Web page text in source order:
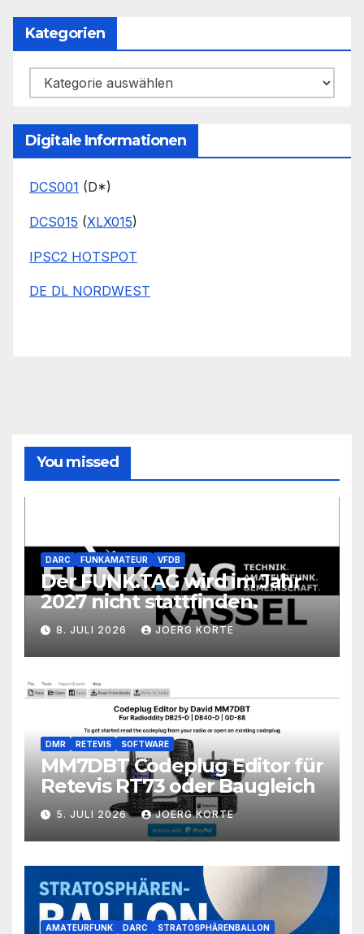
Kategorien
Kategorien
Digitale Informationen
DCS001 (D*)
DCS015 (XLX015)
IPSC2 HOTSPOT
DE DL NORDWEST
You missed
DARC FUNKAMATEUR VFDB
Der FUNK.TAG wird im Jahr
2027 nicht stattfinden.
8. JULI 2026 JOERG KORTE
DMR RETEVIS SOFTWARE
MM7DBT Codeplug Editor für
Retevis RT73 oder Baugleich
5. JULI 2026 JOERG KORTE
AMATEURFUNK DARC STRATOSPHÄRENBALLON